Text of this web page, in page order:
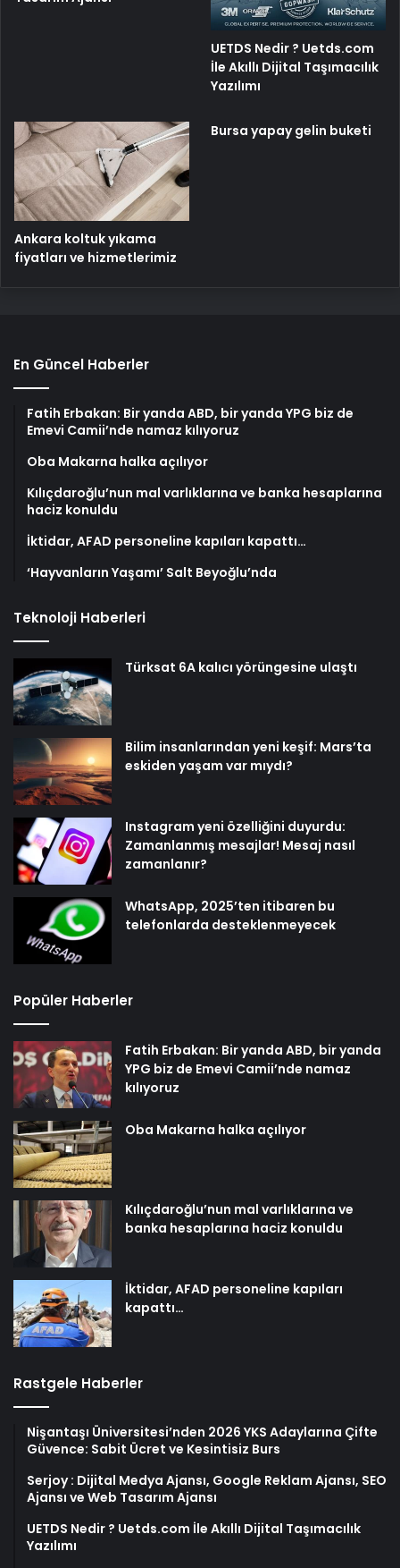
UETDS Nedir ? Uetds.com
İle Akıllı Dijital Taşımacılık
Yazılımı
Ankara koltuk yıkama
fiyatları ve hizmetlerimiz
Bursa yapay gelin buketi
En Güncel Haberler
Fatih Erbakan: Bir yanda ABD, bir yanda YPG biz de
Emevi Camii’nde namaz kılıyoruz
Oba Makarna halka açılıyor
Kılıçdaroğlu’nun mal varlıklarına ve banka hesaplarına
haciz konuldu
İktidar, AFAD personeline kapıları kapattı…
‘Hayvanların Yaşamı’ Salt Beyoğlu’nda
Teknoloji Haberleri
Türksat 6A kalıcı yörüngesine ulaştı
Bilim insanlarından yeni keşif: Mars’ta
eskiden yaşam var mıydı?
Instagram yeni özelliğini duyurdu:
Zamanlanmış mesajlar! Mesaj nasıl
zamanlanır?
WhatsApp, 2025’ten itibaren bu
telefonlarda desteklenmeyecek
Popüler Haberler
Fatih Erbakan: Bir yanda ABD, bir yanda
YPG biz de Emevi Camii’nde namaz
kılıyoruz
Oba Makarna halka açılıyor
Kılıçdaroğlu’nun mal varlıklarına ve
banka hesaplarına haciz konuldu
İktidar, AFAD personeline kapıları
kapattı…
Rastgele Haberler
Nişantaşı Üniversitesi’nden 2026 YKS Adaylarına Çifte
Güvence: Sabit Ücret ve Kesintisiz Burs
Serjoy : Dijital Medya Ajansı, Google Reklam Ajansı, SEO
Ajansı ve Web Tasarım Ajansı
UETDS Nedir ? Uetds.com İle Akıllı Dijital Taşımacılık
Yazılımı